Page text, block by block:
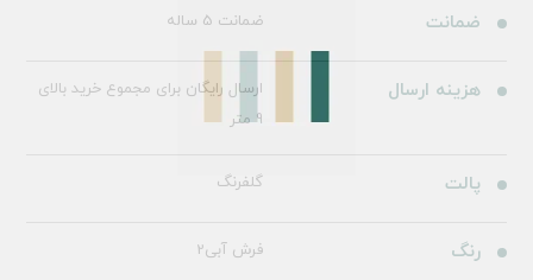
ضمانت ضمانت 5 ساله
هزینه ارسال
ارسال رایگان برای مجموع خرید بالای
9 متر
پالت گلفرنگ
رنگ فرش آبی2